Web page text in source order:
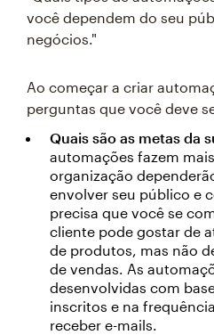
você dependem do seu
negócios."
Ao começar a criar
perguntas que você deve
Quais são as metas da
automações fazem
organização
envolver seu público e
precisa que você se
cliente pode gostar de
de produtos, mas não
de vendas. As
desenvolvidas com
inscritos e na
receber e-mails.